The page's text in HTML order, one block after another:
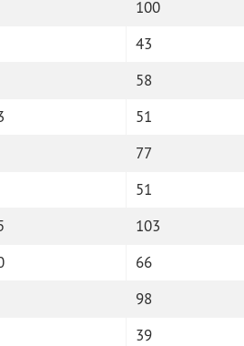
100
43
58
51
77
51
103
66
98
39